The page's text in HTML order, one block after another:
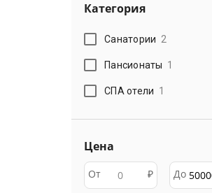
Категория
Санатории 2
Пансионаты 1
СПА отели 1
Цена
От ₽ До